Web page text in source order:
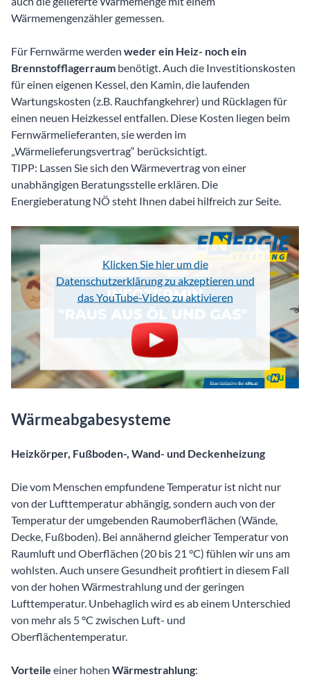
Wärmemengenzähler gemessen.
Für Fernwärme werden weder ein Heiz- noch ein
Brennstofflagerraum benötigt. Auch die Investitionskosten
für einen eigenen Kessel, den Kamin, die laufenden
Wartungskosten (z.B. Rauchfangkehrer) und Rücklagen für
einen neuen Heizkessel entfallen. Diese Kosten liegen beim
Fernwärmelieferanten, sie werden im
„Wärmelieferungsvertrag“ berücksichtigt.
TIPP: Lassen Sie sich den Wärmevertrag von einer
unabhängigen Beratungsstelle erklären. Die
Energieberatung NÖ steht Ihnen dabei hilfreich zur Seite.
Klicken Sie hier um die
Datenschutzerklärung zu akzeptieren und
das YouTube-Video zu aktivieren
Wärmeabgabesysteme
Heizkörper, Fußboden-, Wand- und Deckenheizung
Die vom Menschen empfundene Temperatur ist nicht nur
von der Lufttemperatur abhängig, sondern auch von der
Temperatur der umgebenden Raumoberflächen (Wände,
Decke, Fußboden). Bei annähernd gleicher Temperatur von
Raumluft und Oberflächen (20 bis 21 °C) fühlen wir uns am
wohlsten. Auch unsere Gesundheit profitiert in diesem Fall
von der hohen Wärmestrahlung und der geringen
Lufttemperatur. Unbehaglich wird es ab einem Unterschied
von mehr als 5 °C zwischen Luft- und
Oberflächentemperatur.
Vorteile einer hohen Wärmestrahlung: